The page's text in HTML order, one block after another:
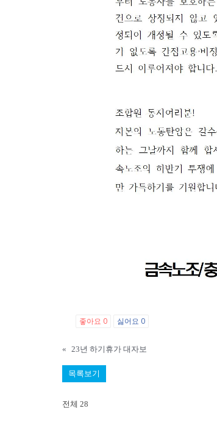
좋아요 0 싫어요 0
« 23년 하기휴가 대자보
목록보기
전체 28